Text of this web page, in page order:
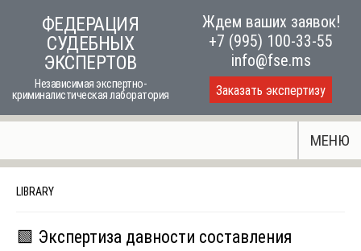
ФЕДЕРАЦИЯ
СУДЕБНЫХ
ЭКСПЕРТОВ
Независимая экспертно-
криминалистическая лаборатория
Ждем ваших заявок!
+7 (995) 100-33-55
info@fse.ms
Заказать экспертизу
МЕНЮ
LIBRARY
🟩 Экспертиза давности составления